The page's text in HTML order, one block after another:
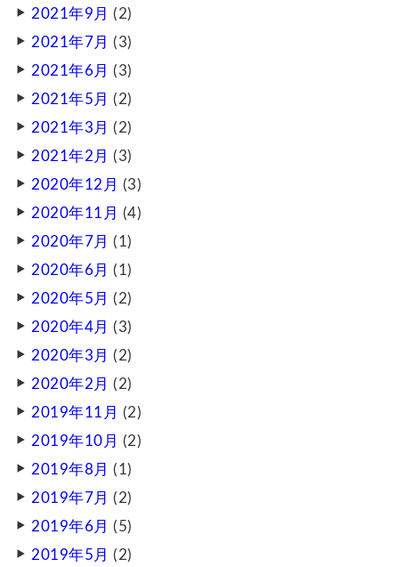
2021年9月 (2)
2021年7月 (3)
2021年6月 (3)
2021年5月 (2)
2021年3月 (2)
2021年2月 (3)
2020年12月 (3)
2020年11月 (4)
2020年7月 (1)
2020年6月 (1)
2020年5月 (2)
2020年4月 (3)
2020年3月 (2)
2020年2月 (2)
2019年11月 (2)
2019年10月 (2)
2019年8月 (1)
2019年7月 (2)
2019年6月 (5)
2019年5月 (2)